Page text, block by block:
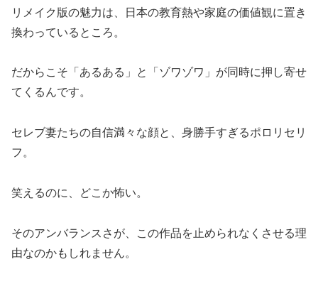
リメイク版の魅力は、日本の教育熱や家庭の価値観に置き
換わっているところ。
だからこそ「あるある」と「ゾワゾワ」が同時に押し寄せ
てくるんです。
セレブ妻たちの自信満々な顔と、身勝手すぎるポロリセリ
フ。
笑えるのに、どこか怖い。
そのアンバランスさが、この作品を止められなくさせる理
由なのかもしれません。